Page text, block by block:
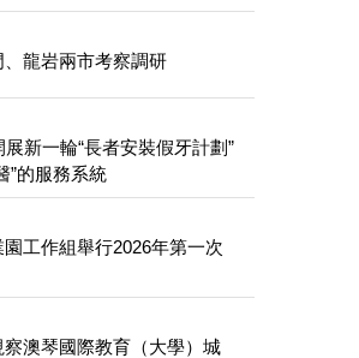
龍岩兩市考察調研
新一輪“長者安裝假牙計劃”
”的服務系統
工作組舉行2026年第一次
澳琴國際教育（大學）城